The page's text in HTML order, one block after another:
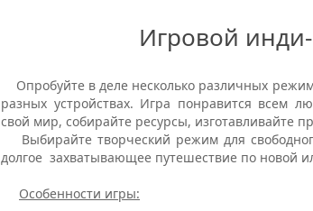
Игровой
Опробуйте в деле несколько различных
разных устройствах. Игра понравится всем
свой мир, собирайте ресурсы, изготавливайте
Выбирайте творческий режим для
долгое захватывающее путешествие по новой
Особенности игры: